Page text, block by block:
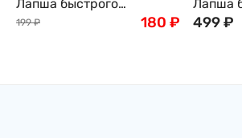
Лапша быстрого
приготовления Нонгшим
199 ₽ 180 ₽
Лапша
499₽